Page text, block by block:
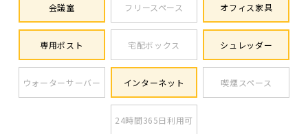
会議室 フリースペース オフィス家具
専用ポスト 宅配ボックス シュレッダー
ウォーターサーバー インターネット 喫煙スペース
24時間365日利用可